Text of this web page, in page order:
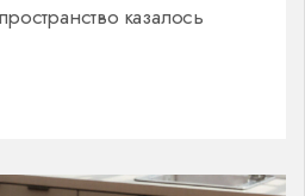
казалось